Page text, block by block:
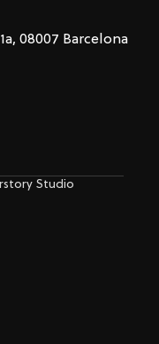
08007 Barcelona
Studio